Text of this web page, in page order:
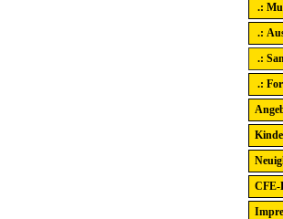
.:
.:
.:
.:
CFE-